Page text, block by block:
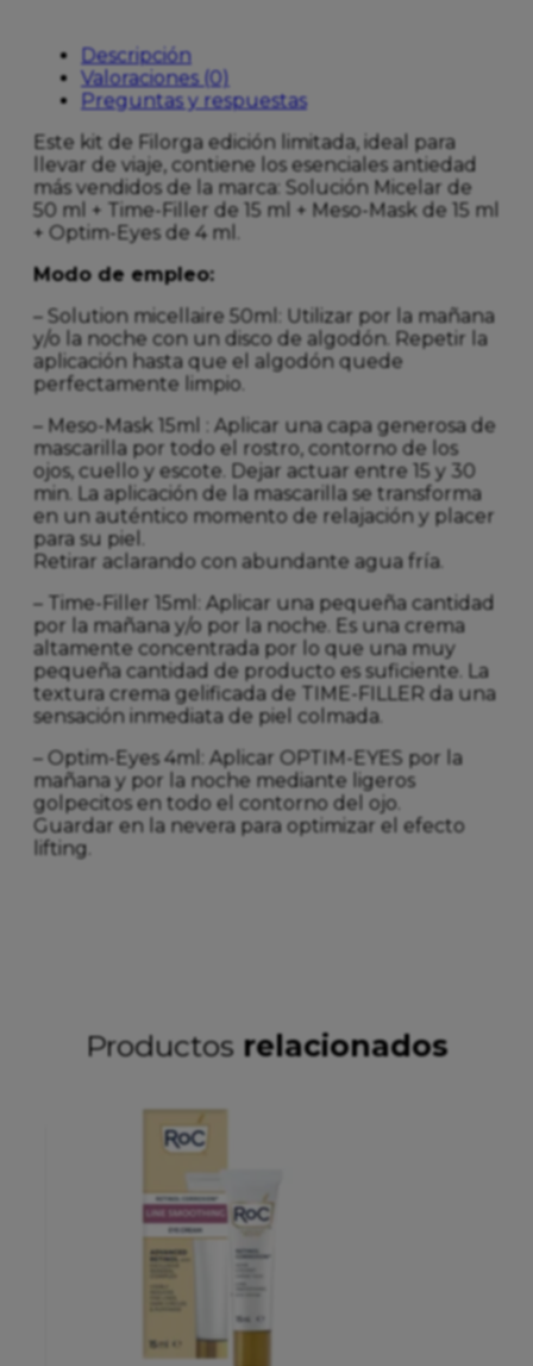
Descripción
Valoraciones (0)
Preguntas y respuestas
Este kit de Filorga edición limitada, ideal para
llevar de viaje, contiene los esenciales antiedad
más vendidos de la marca: Solución Micelar de
50 ml + Time-Filler de 15 ml + Meso-Mask de 15 ml
+ Optim-Eyes de 4 ml.
Modo de empleo:
– Solution micellaire 50ml: Utilizar por la mañana
y/o la noche con un disco de algodón. Repetir la
aplicación hasta que el algodón quede
perfectamente limpio.
– Meso-Mask 15ml : Aplicar una capa generosa de
mascarilla por todo el rostro, contorno de los
ojos, cuello y escote. Dejar actuar entre 15 y 30
min. La aplicación de la mascarilla se transforma
en un auténtico momento de relajación y placer
para su piel.
Retirar aclarando con abundante agua fría.
– Time-Filler 15ml: Aplicar una pequeña cantidad
por la mañana y/o por la noche. Es una crema
altamente concentrada por lo que una muy
pequeña cantidad de producto es suficiente. La
textura crema gelificada de TIME-FILLER da una
sensación inmediata de piel colmada.
– Optim-Eyes 4ml: Aplicar OPTIM-EYES por la
mañana y por la noche mediante ligeros
golpecitos en todo el contorno del ojo.
Guardar en la nevera para optimizar el efecto
lifting.
Productos relacionados